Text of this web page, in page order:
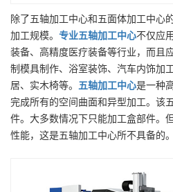
除了五轴加工中心和五面体加工中心
加工规模。 专业五轴加工中心不仅应
装备、高精度医疗装备等行业，而且
制模具制作、浴室装饰、汽车内饰加
居、实木椅等。 五轴加工中心是一种
完成所有的空间曲面和异型加工。该
件。大多数情况下只能加工盒部件。
性能，这是五轴加工中心所不具备的。